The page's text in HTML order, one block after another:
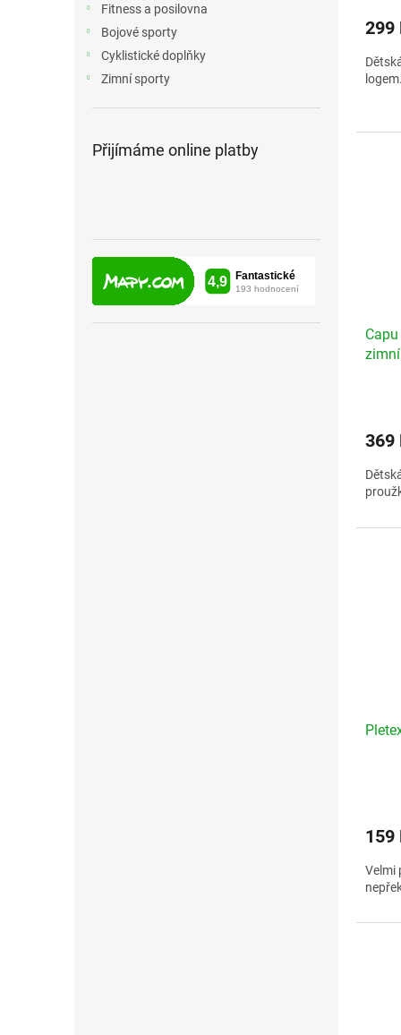
Fitness a posilovna
Bojové sporty
Cyklistické doplňky
Zimní sporty
Přijímáme online platby
299
369
159
Velmi